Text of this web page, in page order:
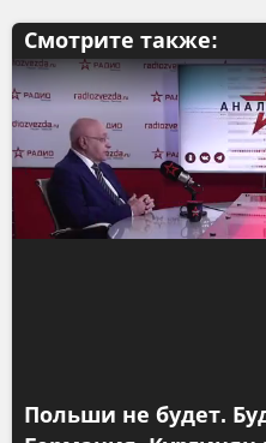
Смотрите также:
Польши не будет.